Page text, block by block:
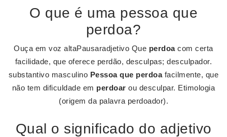
O que é uma pessoa que
perdoa?
Ouça em voz altaPausaradjetivo Que perdoacom certa
facilidade, que oferece perdão, desculpas; desculpador.
substantivo masculino Pessoa que perdoafacilmente, que
não tem dificuldade em perdoar ou desculpar. Etimologia
(origem da palavra perdoador).
Qual o significado do adjetivo